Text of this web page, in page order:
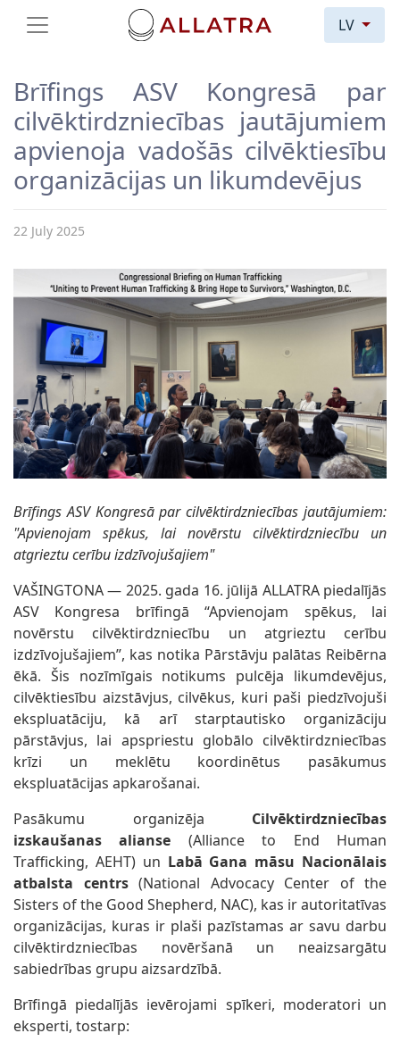
LV
Brīfings ASV Kongresā par
cilvēktirdzniecības jautājumiem
apvienoja vadošās cilvēktiesību
organizācijas un likumdevējus
22 July 2025
Brīfings ASV Kongresā par cilvēktirdzniecības jautājumiem:
"Apvienojam spēkus, lai novērstu cilvēktirdzniecību un
atgrieztu cerību izdzīvojušajiem"
VAŠINGTONA — 2025. gada 16. jūlijā ALLATRA piedalījās
ASV Kongresa brīfingā “Apvienojam spēkus, lai
novērstu cilvēktirdzniecību un atgrieztu cerību
izdzīvojušajiem”, kas notika Pārstāvju palātas Reibērna
ēkā. Šis nozīmīgais notikums pulcēja likumdevējus,
cilvēktiesību aizstāvjus, cilvēkus, kuri paši piedzīvojuši
ekspluatāciju, kā arī starptautisko organizāciju
pārstāvjus, lai apspriestu globālo cilvēktirdzniecības
krīzi un meklētu koordinētus pasākumus
ekspluatācijas apkarošanai.
Pasākumu organizēja Cilvēktirdzniecības
izskaušanas alianse (Alliance to End Human
Trafficking, AEHT) un Labā Gana māsu Nacionālais
atbalsta centrs(National Advocacy Center of the
Sisters of the Good Shepherd, NAC), kas ir autoritatīvas
organizācijas, kuras ir plaši pazīstamas ar savu darbu
cilvēktirdzniecības novēršanā un neaizsargātu
sabiedrības grupu aizsardzībā.
Brīfingā piedalījās ievērojami spīkeri, moderatori un
eksperti, tostarp: